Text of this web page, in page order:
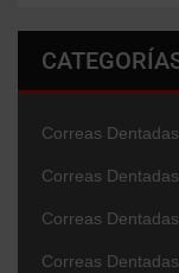
Correas
Correas
Correas
Correas